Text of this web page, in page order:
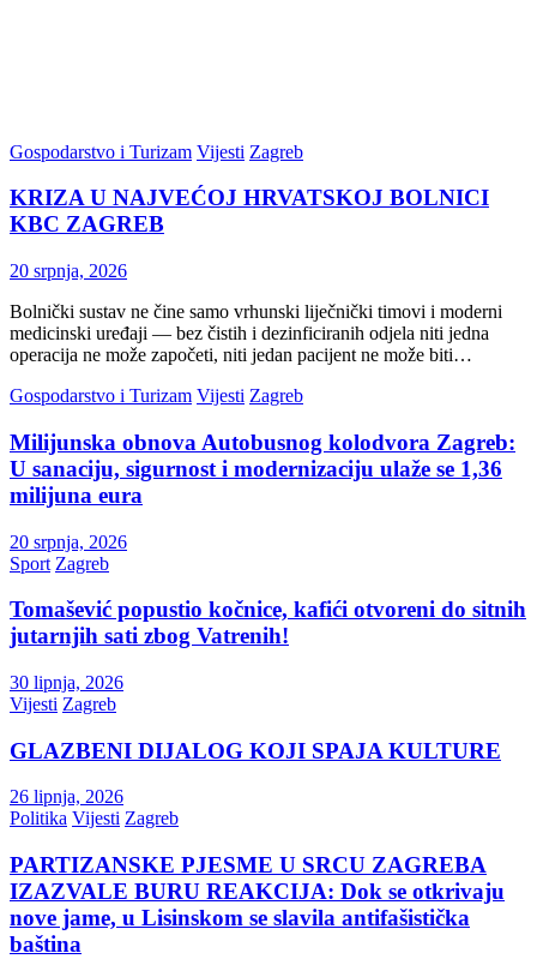
Gospodarstvo i Turizam Vijesti Zagreb
KRIZA U NAJVEĆOJ HRVATSKOJ BOLNICI
KBC ZAGREB
20 srpnja, 2026
Bolnički sustav ne čine samo vrhunski liječnički timovi i moderni
medicinski uređaji — bez čistih i dezinficiranih odjela niti jedna
operacija ne može započeti, niti jedan pacijent ne može biti…
Gospodarstvo i Turizam Vijesti Zagreb
Milijunska obnova Autobusnog kolodvora Zagreb:
U sanaciju, sigurnost i modernizaciju ulaže se 1,36
milijuna eura
20 srpnja, 2026
Sport Zagreb
Tomašević popustio kočnice, kafići otvoreni do sitnih
jutarnjih sati zbog Vatrenih!
30 lipnja, 2026
Vijesti Zagreb
GLAZBENI DIJALOG KOJI SPAJA KULTURE
26 lipnja, 2026
Politika Vijesti Zagreb
PARTIZANSKE PJESME U SRCU ZAGREBA
IZAZVALE BURU REAKCIJA: Dok se otkrivaju
nove jame, u Lisinskom se slavila antifašistička
baština